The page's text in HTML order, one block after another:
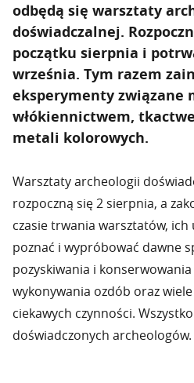
odbędą się warsztaty
doświadczalnej.
początku sierpnia i
września. Tym razem
eksperymenty związane
włókiennictwem,
metali kolorowych.
Warsztaty archeologii
rozpoczną się 2 sierpnia, a
czasie trwania warsztatów,
poznać i wypróbować dawne
pozyskiwania i
wykonywania ozdób oraz
ciekawych czynności.
doświadczonych archeologów.